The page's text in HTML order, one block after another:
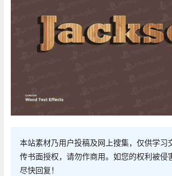
本站素材乃用户投稿及网上搜集，仅供学习
传书面授权，请勿作商用。如您的权利被侵
尽快回复！